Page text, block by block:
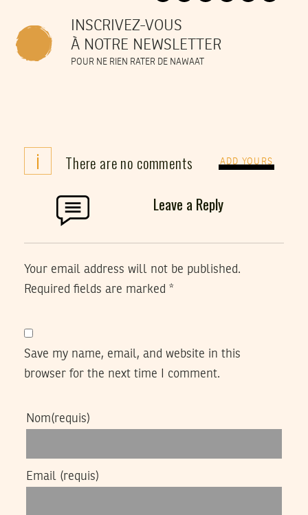
INSCRIVEZ-VOUS
À NOTRE NEWSLETTER
POUR NE RIEN RATER DE NAWAAT
i There are no comments ADD YOURS
Leave a Reply
Your email address will not be published.
Required fields are marked *
Save my name, email, and website in this
browser for the next time I comment.
Nom(requis)
Email (requis)